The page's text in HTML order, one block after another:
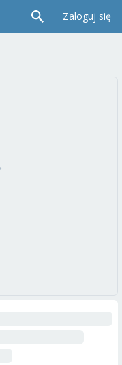
Zaloguj się